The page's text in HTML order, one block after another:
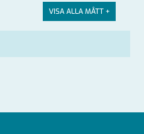
VISA ALLA MÅTT +